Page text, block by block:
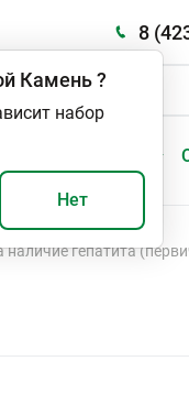
8
Камень?
набор
Нет
наличие гепатита